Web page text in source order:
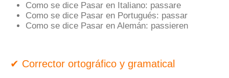
Como se dice Pasar en Italiano: passare
Como se dice Pasar en Portugués: passar
Como se dice Pasar en Alemán: passieren
✔ Corrector ortográfico y gramatical